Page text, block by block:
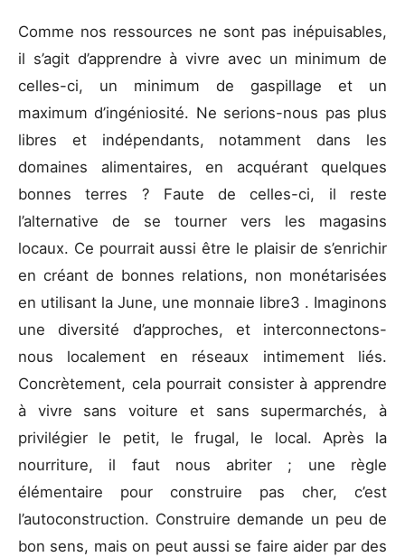
Comme nos ressources ne sont pas inépuisables,
il s’agit d’apprendre à vivre avec un minimum de
celles-ci, un minimum de gaspillage et un
maximum d’ingéniosité. Ne serions-nous pas plus
libres et indépendants, notamment dans les
domaines alimentaires, en acquérant quelques
bonnes terres ? Faute de celles-ci, il reste
l’alternative de se tourner vers les magasins
locaux. Ce pourrait aussi être le plaisir de s’enrichir
en créant de bonnes relations, non monétarisées
en utilisant la June, une monnaie libre3 . Imaginons
une diversité d’approches, et interconnectons-
nous localement en réseaux intimement liés.
Concrètement, cela pourrait consister à apprendre
à vivre sans voiture et sans supermarchés, à
privilégier le petit, le frugal, le local. Après la
nourriture, il faut nous abriter ; une règle
élémentaire pour construire pas cher, c’est
l’autoconstruction. Construire demande un peu de
bon sens, mais on peut aussi se faire aider par des